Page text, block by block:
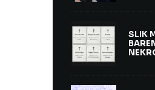
SLIK